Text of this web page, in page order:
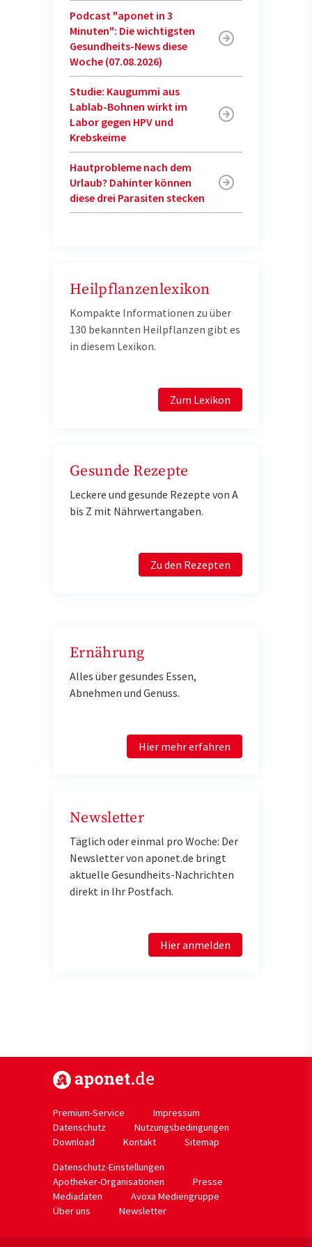
Podcast "aponet in 3
Minuten": Die wichtigsten
Gesundheits-News diese
Woche (07.08.2026)
Studie: Kaugummi aus
Lablab-Bohnen wirkt im
Labor gegen HPV und
Krebskeime
Hautprobleme nach dem
Urlaub? Dahinter können
diese drei Parasiten stecken
Heilpflanzenlexikon
Kompakte Informationen zu über
130 bekannten Heilpflanzen gibt es
in diesem Lexikon.
Zum Lexikon
Gesunde Rezepte
Leckere und gesunde Rezepte von A
bis Z mit Nährwertangaben.
Zu den Rezepten
Ernährung
Alles über gesundes Essen,
Abnehmen und Genuss.
Hier mehr erfahren
Newsletter
Täglich oder einmal pro Woche: Der
Newsletter von aponet.de bringt
aktuelle Gesundheits-Nachrichten
direkt in Ihr Postfach.
Hier anmelden
Premium-Service
Impressum
Datenschutz
Nutzungsbedingungen
Download
Kontakt
Sitemap
Datenschutz-Einstellungen
Apotheker-Organisationen
Presse
Mediadaten
Avoxa Mediengruppe
Über uns
Newsletter